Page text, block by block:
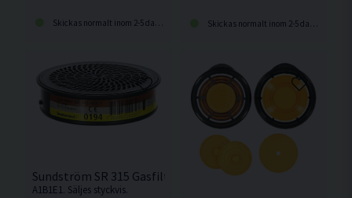
Skickas normalt inom 2-5 dagar Skickas normalt inom 2-5 dagar
Sundström SR 315 Gasfilter
A1B1E1. Säljes styckvis.